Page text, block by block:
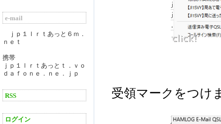
e-mail
ｊｐ１ｌｒｔあっと６ｍ．
ｎｅｔ
携帯
ｊｐ１ｌｒｔあっとｔ．ｖｏ
ｄａｆｏｎｅ．ｎｅ．ｊｐ
RSS
ログイン
受領マークをつけ